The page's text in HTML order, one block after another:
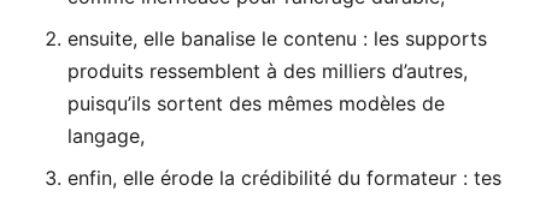
ensuite, elle banalise le contenu : les supports
produits ressemblent à des milliers d’autres,
puisqu’ils sortent des mêmes modèles de
langage,
enfin, elle érode la crédibilité du formateur : tes